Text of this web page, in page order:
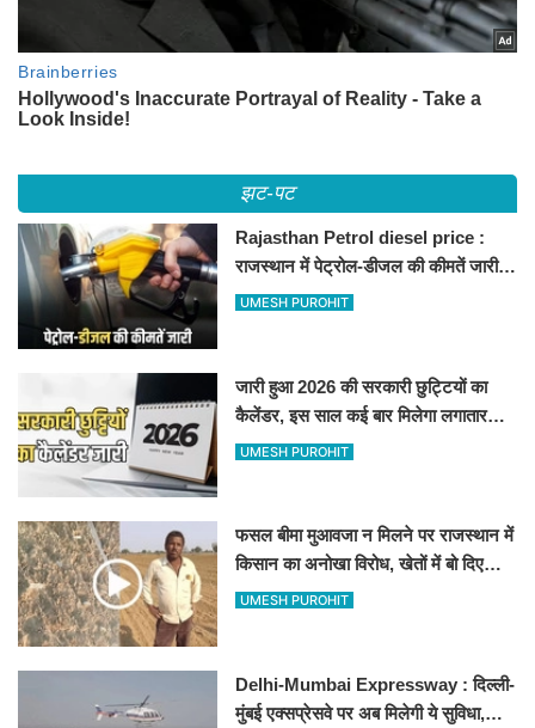
झट-पट
Rajasthan Petrol diesel price :
राजस्थान में पेट्रोल-डीजल की कीमतें जारी,
जानिए बीकानेर समेत पुरे प्रदेश में नए रेट
UMESH PUROHIT
जारी हुआ 2026 की सरकारी छुट्टियों का
कैलेंडर, इस साल कई बार मिलेगा लगातार
अवकाश, देखें
UMESH PUROHIT
फसल बीमा मुआवजा न मिलने पर राजस्थान में
किसान का अनोखा विरोध, खेतों में बो दिए
500-500 रुपए के नोट, वीडियो वायरल
UMESH PUROHIT
Delhi-Mumbai Expressway : दिल्ली-
मुंबई एक्सप्रेसवे पर अब मिलेगी ये सुविधा,